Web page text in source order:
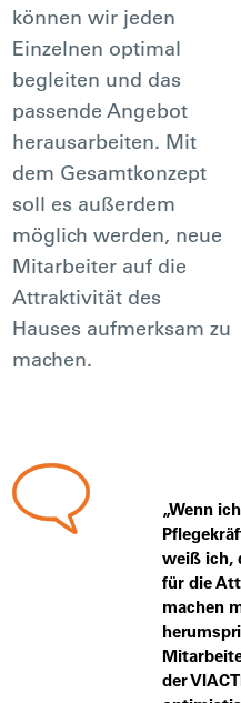
können wir jeden
Einzelnen optimal
begleiten und das
passende Angebot
herausarbeiten. Mit
dem Gesamtkonzept
soll es außerdem
möglich werden, neue
Mitarbeiter auf die
Attraktivität des
Hauses aufmerksam zu
machen.
„Wenn
weiß ich,
für die
machen
der